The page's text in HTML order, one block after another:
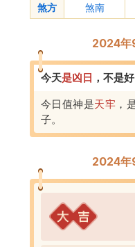
煞方
煞南
2024年
今天是凶 日 ， 不是
今日值神是天牢 ，
子。
2024年